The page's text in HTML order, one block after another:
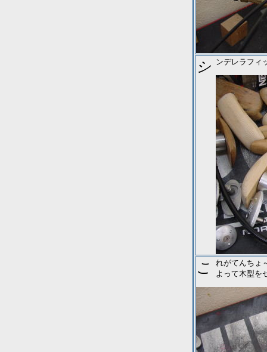
シンデレラフ
これがてんちょ～流の、単純な前足部の幅出しのパターン。足のアウトサイドのカーブに よって木型を